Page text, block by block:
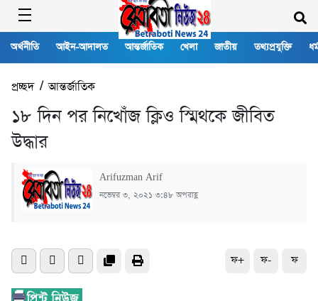
অর্থনীতি আইন-আদালত আন্তর্জাতিক খেলা জাতীয় তথ্যপ্রযুক্তি
প্রচ্ছদ/আন্তর্জাতিক
১৮ দিন পর নিখোঁজ ক্লিও স্মিথকে জীবিত
উদ্ধার
Arifuzman Arif
নভেম্বর ৩, ২০২১ ৩:৪৮ অপরাহ্ণ
ফ+ ফ- ফ